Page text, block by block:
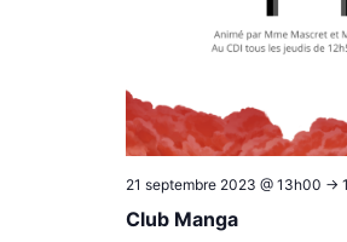
21 septembre 2023 @ 13h00 ->
Club Manga